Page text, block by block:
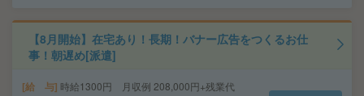
【8月開始】在宅あり！長期！バナー広告をつくるお仕
事！朝遅め[派遣]
給 与 時給1300円 月収例 208,000円+残業代